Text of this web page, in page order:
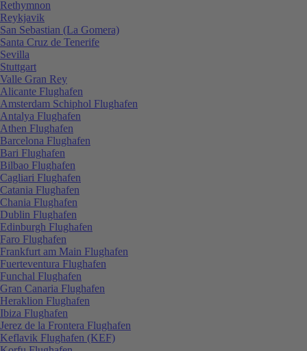
Rethymnon
Reykjavik
San Sebastian (La Gomera)
Santa Cruz de Tenerife
Sevilla
Stuttgart
Valle Gran Rey
Alicante Flughafen
Amsterdam Schiphol Flughafen
Antalya Flughafen
Athen Flughafen
Barcelona Flughafen
Bari Flughafen
Bilbao Flughafen
Cagliari Flughafen
Catania Flughafen
Chania Flughafen
Dublin Flughafen
Edinburgh Flughafen
Faro Flughafen
Frankfurt am Main Flughafen
Fuerteventura Flughafen
Funchal Flughafen
Gran Canaria Flughafen
Heraklion Flughafen
Ibiza Flughafen
Jerez de la Frontera Flughafen
Keflavik Flughafen (KEF)